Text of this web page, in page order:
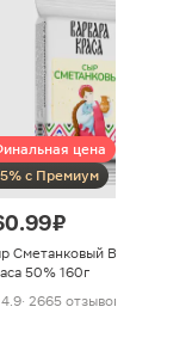
цена
с Премиум
₽
Сметанковый Варвара
50% 160г
4.9· 2665 отзывов